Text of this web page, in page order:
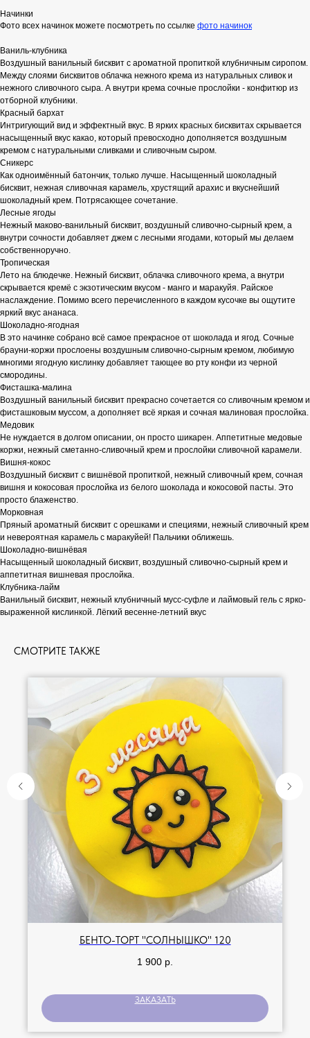
Начинки
Фото всех начинок можете посмотреть по ссылке фото начинок
Ваниль-клубника
Воздушный ванильный бисквит с ароматной пропиткой клубничным сиропом.
Между слоями бисквитов облачка нежного крема из натуральных сливок и
нежного сливочного сыра. А внутри крема сочные прослойки - конфитюр из
отборной клубники.
Красный бархат
Интригующий вид и эффектный вкус. В ярких красных бисквитах скрывается
насыщенный вкус какао, который превосходно дополняется воздушным
кремом с натуральными сливками и сливочным сыром.
Сникерс
Как одноимённый батончик, только лучше. Насыщенный шоколадный
бисквит, нежная сливочная карамель, хрустящий арахис и вкуснейший
шоколадный крем. Потрясающее сочетание.
Лесные ягоды
Нежный маково-ванильный бисквит, воздушный сливочно-сырный крем, а
внутри сочности добавляет джем с лесными ягодами, который мы делаем
собственноручно.
Тропическая
Лето на блюдечке. Нежный бисквит, облачка сливочного крема, а внутри
скрывается кремё с экзотическим вкусом - манго и маракуйя. Райское
наслаждение. Помимо всего перечисленного в каждом кусочке вы ощутите
яркий вкус ананаса.
Шоколадно-ягодная
В это начинке собрано всё самое прекрасное от шоколада и ягод. Сочные
брауни-коржи прослоены воздушным сливочно-сырным кремом, любимую
многими ягодную кислинку добавляет тающее во рту конфи из черной
смородины.
Фисташка-малина
Воздушный ванильный бисквит прекрасно сочетается со сливочным кремом и
фисташковым муссом, а дополняет всё яркая и сочная малиновая прослойка.
Медовик
Не нуждается в долгом описании, он просто шикарен. Аппетитные медовые
коржи, нежный сметанно-сливочный крем и прослойки сливочной карамели.
Вишня-кокос
Воздушный бисквит с вишнёвой пропиткой, нежный сливочный крем, сочная
вишня и кокосовая прослойка из белого шоколада и кокосовой пасты. Это
просто блаженство.
Морковная
Пряный ароматный бисквит с орешками и специями, нежный сливочный крем
и невероятная карамель с маракуйей! Пальчики оближешь.
Шоколадно-вишнёвая
Насыщенный шоколадный бисквит, воздушный сливочно-сырный крем и
аппетитная вишневая прослойка.
Клубника-лайм
Ванильный бисквит, нежный клубничный мусс-суфле и лаймовый гель с ярко-
выраженной кислинкой. Лёгкий весенне-летний вкус
СМОТРИТЕ ТАКЖЕ
БЕНТО-ТОРТ "СОЛНЫШКО" 120
1 900 р.
ЗАКАЗАТЬ